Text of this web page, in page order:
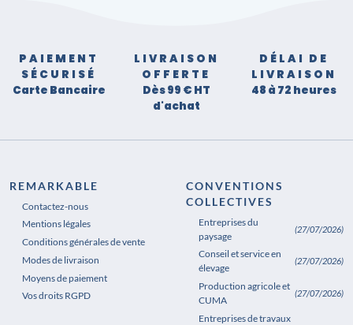
PAIEMENT
SÉCURISÉ
Carte Bancaire
LIVRAISON
OFFERTE
Dès 99 € HT
d'achat
DÉLAI DE
LIVRAISON
48 à 72 heures
REMARKABLE
Contactez-nous
Mentions légales
Conditions générales de vente
Modes de livraison
Moyens de paiement
Vos droits RGPD
CONVENTIONS
COLLECTIVES
Entreprises du
paysage
(27/07/2026)
Conseil et service en
élevage
(27/07/2026)
Production agricole et
CUMA
(27/07/2026)
Entreprises de travaux